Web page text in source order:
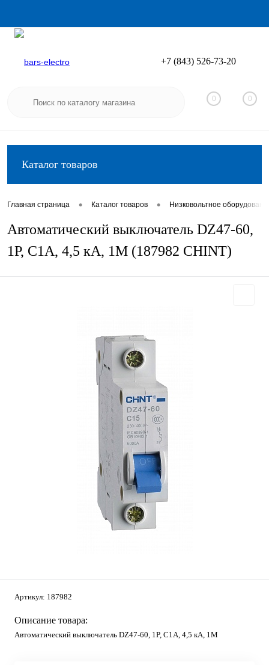
Вход
+7 (843) 526-73-20
0 0
Каталог товаров
Главная страница • Каталог товаров • Низковольтное
Автоматический выключатель DZ47-60,
1P, C1А, 4,5 кА, 1М (187982 CHINT)
Артикул: 187982
Описание товара:
Автоматический выключатель DZ47-60, 1P, C1А, 4,5 кА, 1М